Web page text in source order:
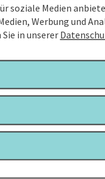
soziale Medien
Werbung und
in unserer